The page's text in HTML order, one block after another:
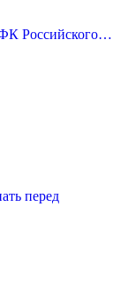
Российского…
перед